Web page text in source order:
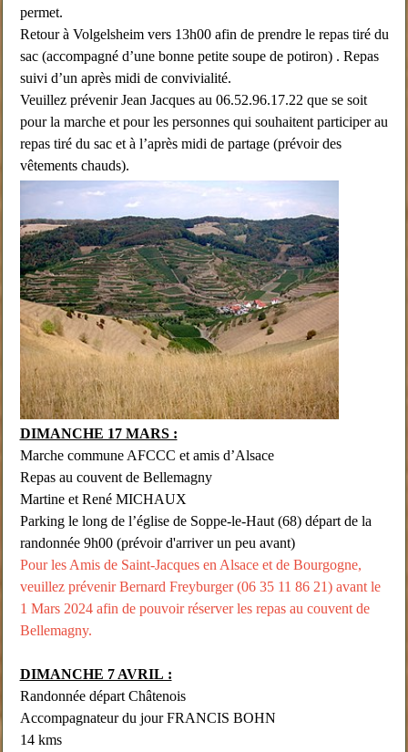
permet.
Retour à Volgelsheim vers 13h00 afin de prendre le repas tiré du
sac (accompagné d’une bonne petite soupe de potiron) . Repas
suivi d’un après midi de convivialité.
Veuillez prévenir Jean Jacques au 06.52.96.17.22 que se soit
pour la marche et pour les personnes qui souhaitent participer au
repas tiré du sac et à l’après midi de partage (prévoir des
vêtements chauds).
DIMANCHE 17 MARS :
Marche commune AFCCC et amis d’Alsace
Repas au couvent de Bellemagny
Martine et René MICHAUX
Parking le long de l’église de Soppe-le-Haut (68) départ de la
randonnée 9h00 (prévoir d'arriver un peu avant)
Pour les Amis de Saint-Jacques en Alsace et de Bourgogne,
veuillez prévenir Bernard Freyburger (06 35 11 86 21) avant le
1 Mars 2024 afin de pouvoir réserver les repas au couvent de
Bellemagny.
DIMANCHE 7 AVRIL :
Randonnée départ Châtenois
Accompagnateur du jour FRANCIS BOHN
14 kms